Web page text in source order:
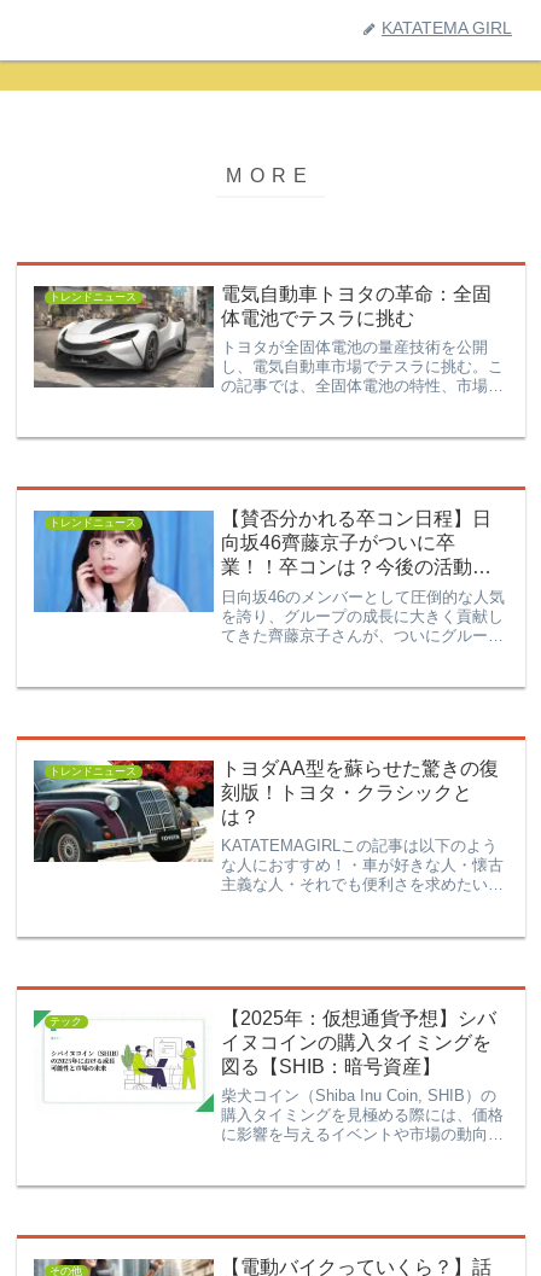
KATATEMA GIRL
トレンドニュース
電気自動車トヨタの革命：全固
体電池でテスラに挑む
トヨタが全固体電池の量産技術を公開
し、電気自動車市場でテスラに挑む。こ
の記事では、全固体電池の特性、市場へ
トレンドニュース
【賛否分かれる卒コン日程】日
向坂46齊藤京子がついに卒
業！！卒コンは？今後の活動は
どうなる？
日向坂46のメンバーとして圧倒的な人気
を誇り、グループの成長に大きく貢献し
てきた齊藤京子さんが、ついにグループ
女の卒業はファンにとって大きなニュー
トレンドニュース
トヨダAA型を蘇らせた驚きの復
刻版！トヨタ・クラシックと
は？
KATATEMAGIRLこの記事は以下のよう
な人におすすめ！・車が好きな人・懐古
主義な人・それでも便利さを求めたい人
シック」。伝説の車、トヨダAA型の復
テック
【2025年：仮想通貨予想】シバ
イヌコインの購入タイミングを
図る【SHIB：暗号資産】
柴犬コイン（Shiba Inu Coin, SHIB）の
購入タイミングを見極める際には、価格
に影響を与えるイベントや市場の動向を
ミングの判断基準を解説します。購入タ
その他
【電動バイクっていくら？】話